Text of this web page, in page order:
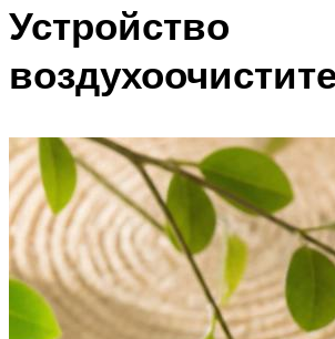
Устройство